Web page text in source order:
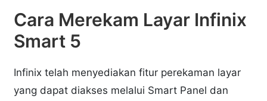
Cara Merekam Layar Infinix
Smart 5
Infinix telah menyediakan fitur perekaman layar
yang dapat diakses melalui Smart Panel dan